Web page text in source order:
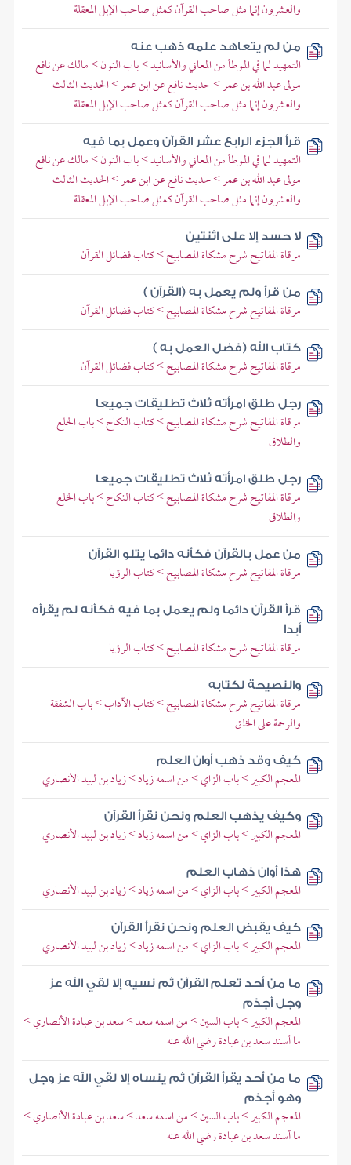
والعشرون إنما مثل صاحب القرآن كمثل صاحب الإبل المعقلة
من لم يتعاهد علمه ذهب عنه
التمهيد لما في الموطأ من المعاني والأسانيد > باب النون > مالك عن نافع
مولى عبد الله بن عمر > حديث نافع عن ابن عمر > الحديث الثالث
والعشرون إنما مثل صاحب القرآن كمثل صاحب الإبل المعقلة
قرأ الجزء الرابع عشر القرآن وعمل بما فيه
التمهيد لما في الموطأ من المعاني والأسانيد > باب النون > مالك عن نافع
مولى عبد الله بن عمر > حديث نافع عن ابن عمر > الحديث الثالث
والعشرون إنما مثل صاحب القرآن كمثل صاحب الإبل المعقلة
لا حسد إلا على اثنتين
مرقاة المفاتيح شرح مشكاة المصابيح > كتاب فضائل القرآن
من قرأ ولم يعمل به (القرآن )
مرقاة المفاتيح شرح مشكاة المصابيح > كتاب فضائل القرآن
كتاب الله (فضل العمل به )
مرقاة المفاتيح شرح مشكاة المصابيح > كتاب فضائل القرآن
رجل طلق امرأته ثلاث تطليقات جميعا
مرقاة المفاتيح شرح مشكاة المصابيح > كتاب النكاح > باب الخلع
والطلاق
رجل طلق امرأته ثلاث تطليقات جميعا
مرقاة المفاتيح شرح مشكاة المصابيح > كتاب النكاح > باب الخلع
والطلاق
من عمل بالقرآن فكأنه دائما يتلو القرآن
مرقاة المفاتيح شرح مشكاة المصابيح > كتاب الرؤيا
قرأ القرآن دائما ولم يعمل بما فيه فكأنه لم يقرأه
أبدا
مرقاة المفاتيح شرح مشكاة المصابيح > كتاب الرؤيا
والنصيحة لكتابه
مرقاة المفاتيح شرح مشكاة المصابيح > كتاب الآداب > باب الشفقة
والرحمة على الخلق
كيف وقد ذهب أوان العلم
المعجم الكبير > باب الزاي > من اسمه زياد > زياد بن لبيد الأنصاري
وكيف يذهب العلم ونحن نقرأ القرآن
المعجم الكبير > باب الزاي > من اسمه زياد > زياد بن لبيد الأنصاري
هذا أوان ذهاب العلم
المعجم الكبير > باب الزاي > من اسمه زياد > زياد بن لبيد الأنصاري
كيف يقبض العلم ونحن نقرأ القرآن
المعجم الكبير > باب الزاي > من اسمه زياد > زياد بن لبيد الأنصاري
ما من أحد تعلم القرآن ثم نسيه إلا لقي الله عز
وجل أجذم
المعجم الكبير > باب السين > من اسمه سعد > سعد بن عبادة الأنصاري >
ما أسند سعد بن عبادة رضي الله عنه
ما من أحد يقرأ القرآن ثم ينساه إلا لقي الله عز وجل
وهو أجذم
المعجم الكبير > باب السين > من اسمه سعد > سعد بن عبادة الأنصاري >
ما أسند سعد بن عبادة رضي الله عنه